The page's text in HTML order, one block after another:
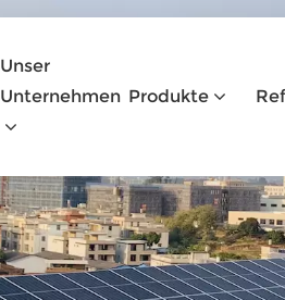
Unser
Unternehmen Produkte